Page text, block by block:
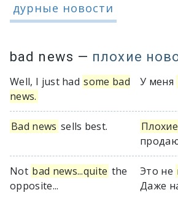
дурные новости
bad news — плохие
Well, I just had some bad
news.
У меня
Bad news sells best.
Not bad news...quite the
opposite...
Это не
Даже